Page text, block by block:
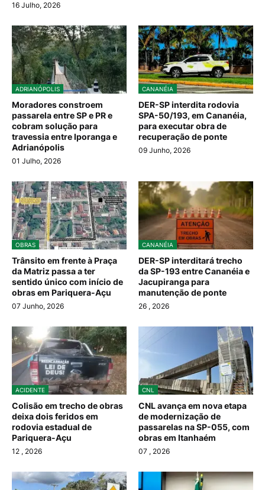
16 Julho, 2026
ADRIANÓPOLIS
Moradores constroem
passarela entre SP e PR e
cobram solução para
travessia entre Iporanga e
Adrianópolis
01 Julho, 2026
CANANÉIA
DER-SP interdita rodovia
SPA-50/193, em Cananéia,
para executar obra de
recuperação de ponte
09 Junho, 2026
OBRAS
Trânsito em frente à Praça
da Matriz passa a ter
sentido único com início de
obras em Pariquera-Açu
07 Junho, 2026
CANANÉIA
DER-SP interditará trecho
da SP-193 entre Cananéia e
Jacupiranga para
manutenção de ponte
26 , 2026
ACIDENTE
Colisão em trecho de obras
deixa dois feridos em
rodovia estadual de
Pariquera-Açu
12 , 2026
CNL
CNL avança em nova etapa
de modernização de
passarelas na SP-055, com
obras em Itanhaém
07 , 2026